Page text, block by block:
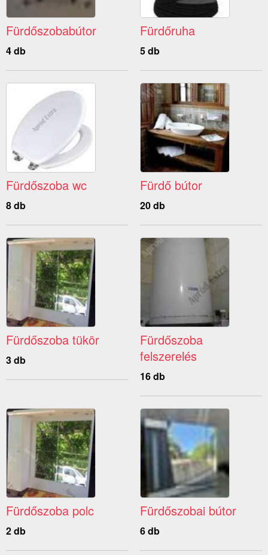
Fürdőszobabútor
4 db
Fürdőruha
5 db
Fürdőszoba wc
8 db
Fürdő bútor
20 db
Fürdőszoba tükör
3 db
Fürdőszoba
felszerelés
16 db
Fürdőszoba polc
2 db
Fürdőszobai bútor
6 db